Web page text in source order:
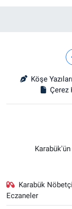
Köşe Yazıları
Çerez
Karabük Nöbetçi
Eczaneler